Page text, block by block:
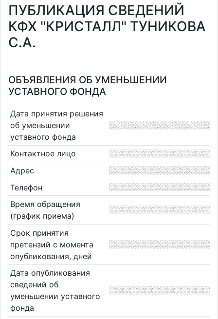
ПУБЛИКАЦИЯ СВЕДЕНИЙ
КФХ "КРИСТАЛЛ" ТУНИКОВА
С.А.
ОБЪЯВЛЕНИЯ ОБ УМЕНЬШЕНИИ
УСТАВНОГО ФОНДА
Дата принятия решения
об уменьшении
уставного фонда
Контактное лицо
Адрес
Телефон
Время обращения
(график приема)
Срок принятия
претензий с момента
опубликования, дней
Дата опубликования
сведений об
уменьшении уставного
фонда